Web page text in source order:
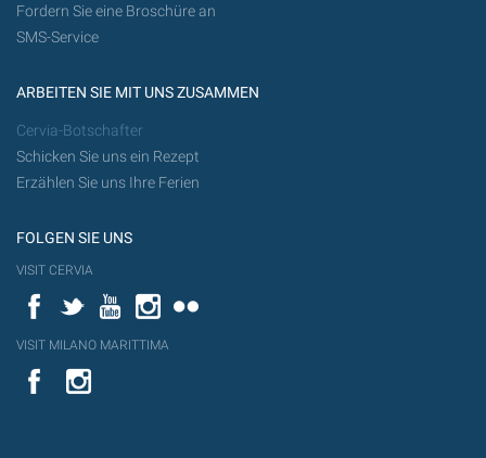
Fordern Sie eine Broschüre an
SMS-Service
ARBEITEN SIE MIT UNS ZUSAMMEN
Cervia-Botschafter
Schicken Sie uns ein Rezept
Erzählen Sie uns Ihre Ferien
FOLGEN SIE UNS
VISIT CERVIA
FacebookTwitterYouTubeInstagram
VISIT MILANO MARITTIMA
YouTube